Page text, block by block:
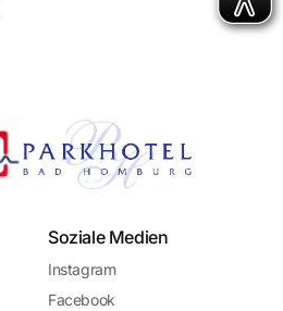
Soziale Medien
Instagram
Facebook